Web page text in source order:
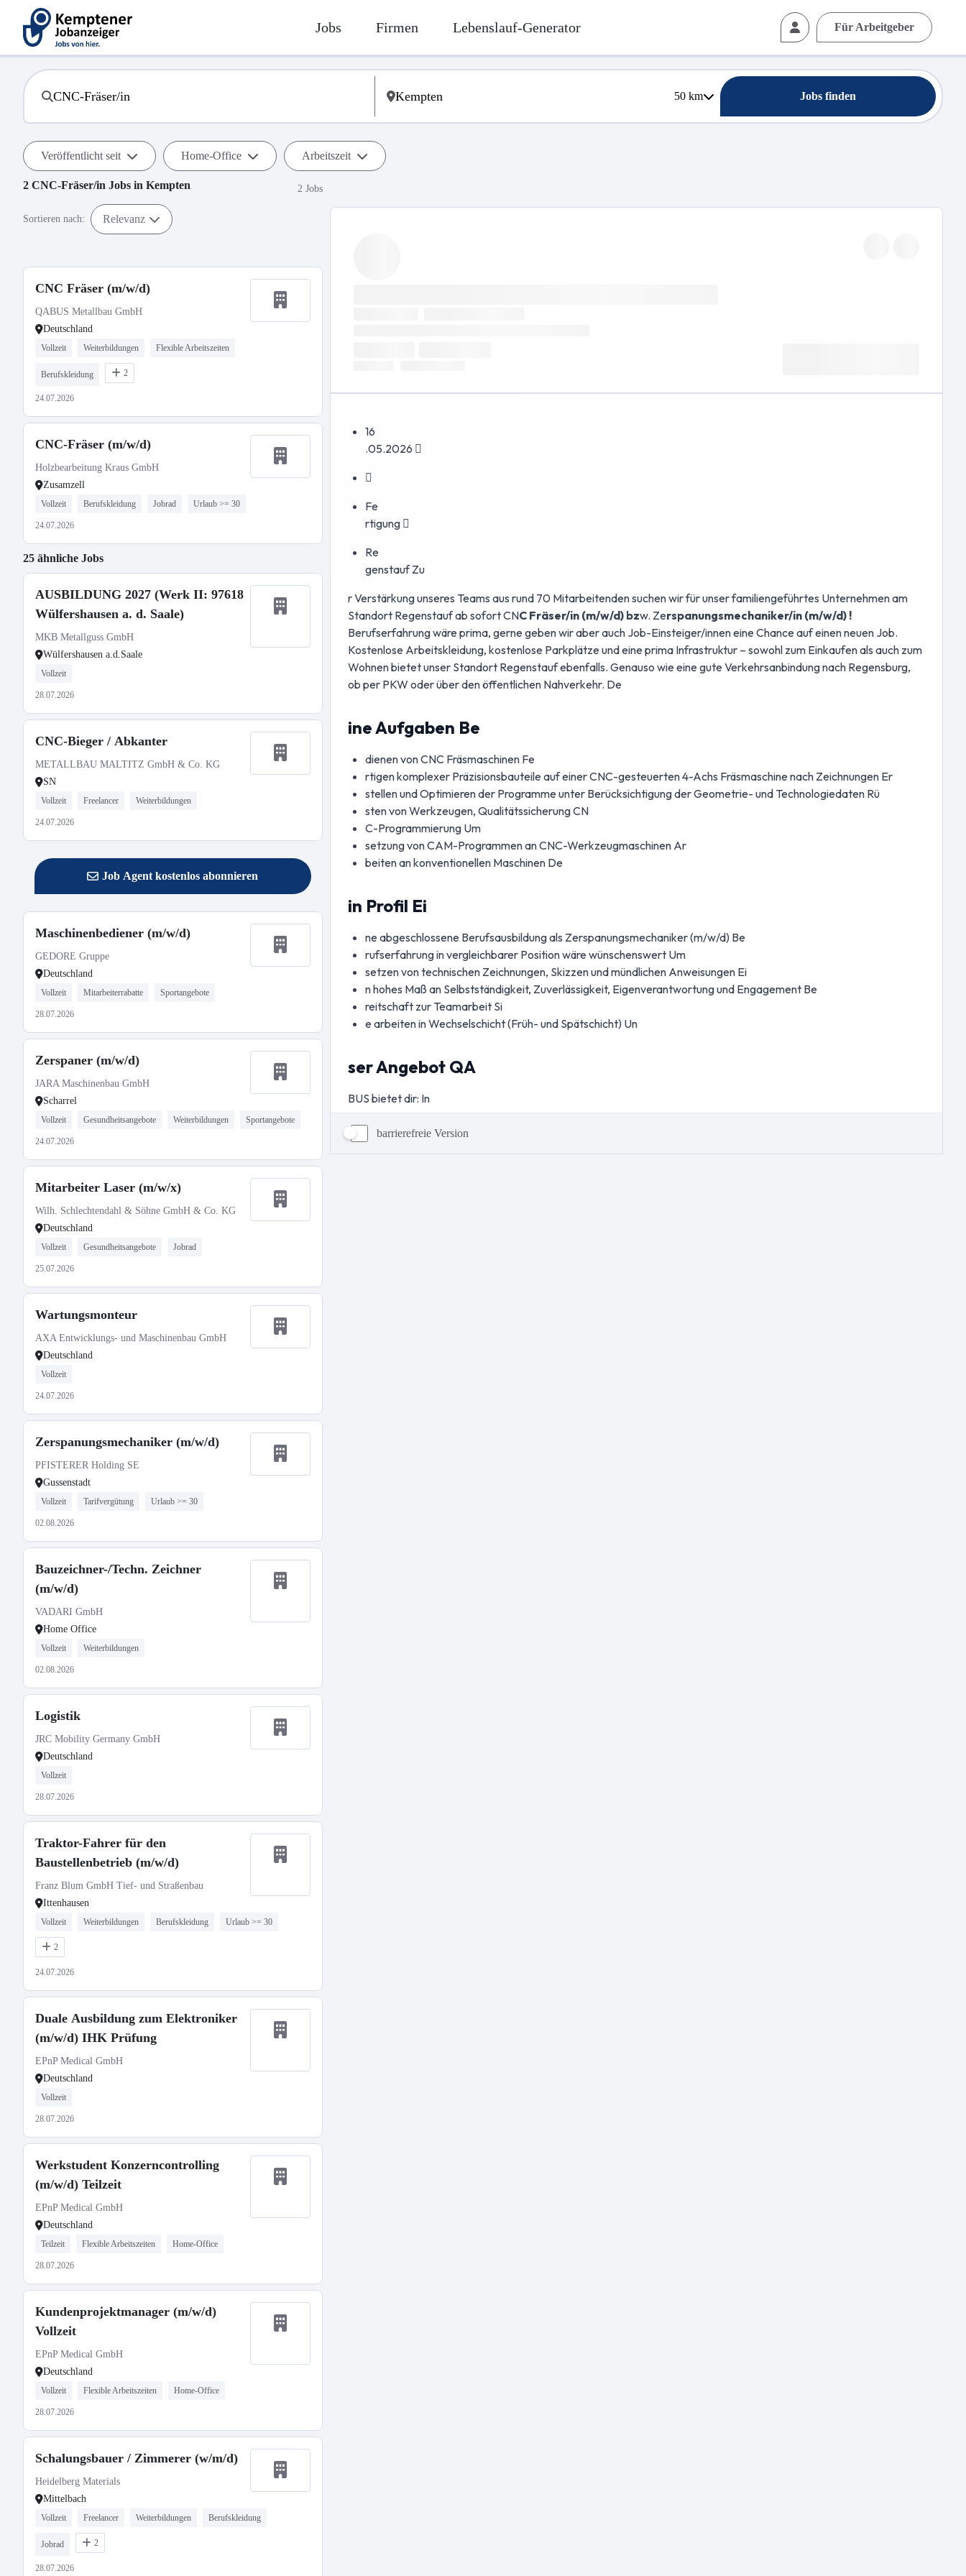
Jobs Firmen Lebenslauf-Generator Für Arbeitgeber
50km Jobs finden
Veröffentlicht seit Home-Office Arbeitszeit
2 CNC-Fräser/in Jobs in Kempten 2 Jobs
Sortieren nach: Relevanz
CNC Fräser (m/w/d)
QABUS Metallbau GmbH
Deutschland
Vollzeit Weiterbildungen Flexible Arbeitszeiten
Berufskleidung 2
24.07.2026
CNC-Fräser (m/w/d)
Holzbearbeitung Kraus GmbH
Zusamzell
Vollzeit Berufskleidung Jobrad Urlaub >= 30
24.07.2026
25 ähnliche Jobs
AUSBILDUNG 2027 (Werk II: 97618
Wülfershausen a. d. Saale)
MKB Metallguss GmbH
Wülfershausen a.d.Saale
Vollzeit
28.07.2026
CNC-Bieger / Abkanter
METALLBAU MALTITZ GmbH & Co. KG
SN
Vollzeit Freelancer Weiterbildungen
24.07.2026
Job Agent kostenlos abonnieren
Maschinenbediener (m/w/d)
GEDORE Gruppe
Deutschland
Vollzeit Mitarbeiterrabatte Sportangebote
28.07.2026
Zerspaner (m/w/d)
JARA Maschinenbau GmbH
Scharrel
Vollzeit Gesundheitsangebote Weiterbildungen Sportangebote
24.07.2026
Mitarbeiter Laser (m/w/x)
Wilh. Schlechtendahl & Söhne GmbH & Co. KG
Deutschland
Vollzeit Gesundheitsangebote Jobrad
25.07.2026
Wartungsmonteur
AXA Entwicklungs- und Maschinenbau GmbH
Deutschland
Vollzeit
24.07.2026
Zerspanungsmechaniker (m/w/d)
PFISTERER Holding SE
Gussenstadt
Vollzeit Tarifvergütung Urlaub >= 30
02.08.2026
Bauzeichner-/Techn. Zeichner
(m/w/d)
VADARI GmbH
Home Office
Vollzeit Weiterbildungen
02.08.2026
Logistik
JRC Mobility Germany GmbH
Deutschland
Vollzeit
28.07.2026
Traktor-Fahrer für den
Baustellenbetrieb (m/w/d)
Franz Blum GmbH Tief- und Straßenbau
Ittenhausen
Vollzeit Weiterbildungen Berufskleidung Urlaub >= 30
2
24.07.2026
Duale Ausbildung zum Elektroniker
(m/w/d) IHK Prüfung
EPnP Medical GmbH
Deutschland
Vollzeit
28.07.2026
Werkstudent Konzerncontrolling
(m/w/d) Teilzeit
EPnP Medical GmbH
Deutschland
Teilzeit Flexible Arbeitszeiten Home-Office
28.07.2026
Kundenprojektmanager (m/w/d)
Vollzeit
EPnP Medical GmbH
Deutschland
Vollzeit Flexible Arbeitszeiten Home-Office
28.07.2026
Schalungsbauer / Zimmerer (w/m/d)
Heidelberg Materials
Mittelbach
Vollzeit Freelancer Weiterbildungen Berufskleidung
Jobrad 2
28.07.2026
barrierefreie Version